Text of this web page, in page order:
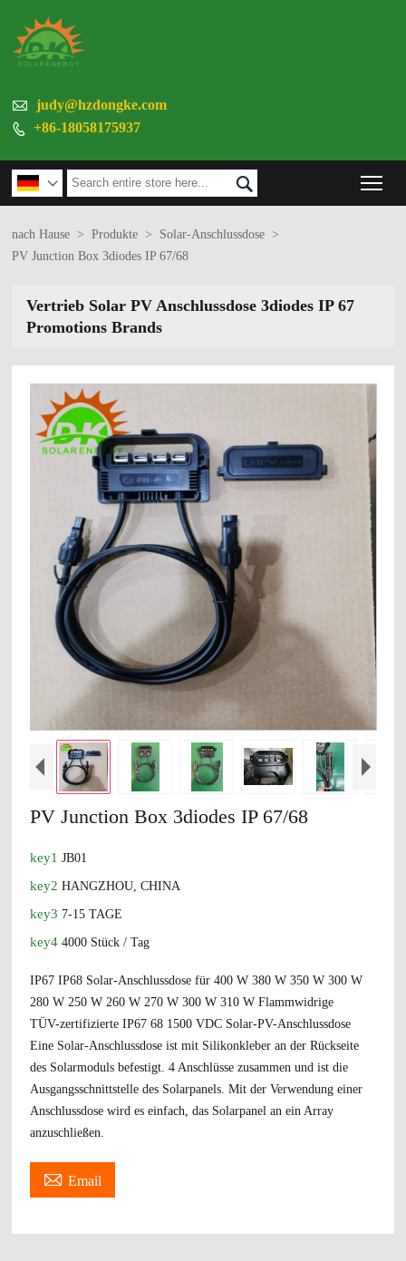
 judy@hzdongke.com
 +86-18058175937
 
nach Hause > Produkte > Solar-Anschlussdose >
PV Junction Box 3diodes IP 67/68
Vertrieb Solar PV Anschlussdose 3diodes IP 67
Promotions Brands
PV Junction Box 3diodes IP 67/68
key1JB01
key2HANGZHOU, CHINA
key3 7-15 TAGE
key44000 Stück / Tag
IP67 IP68 Solar-Anschlussdose für 400 W 380 W 350 W 300 W
280 W 250 W 260 W 270 W 300 W 310 W Flammwidrige
TÜV-zertifizierte IP67 68 1500 VDC Solar-PV-Anschlussdose
Eine Solar-Anschlussdose ist mit Silikonkleber an der Rückseite
des Solarmoduls befestigt. 4 Anschlüsse zusammen und ist die
Ausgangsschnittstelle des Solarpanels. Mit der Verwendung einer
Anschlussdose wird es einfach, das Solarpanel an ein Array
anzuschließen.
 Email